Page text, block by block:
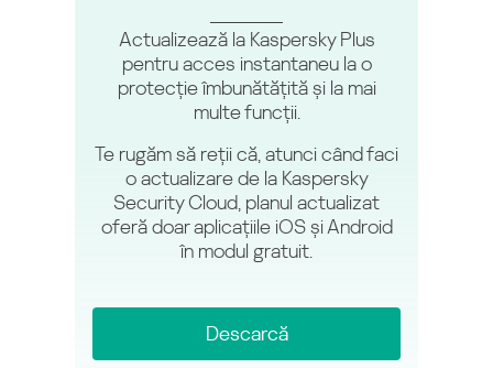
Actualizează la Kaspersky Plus
pentru acces instantaneu la o
protecție îmbunătățită și la mai
multe funcții.
Te rugăm să reții că, atunci când faci
o actualizare de la Kaspersky
Security Cloud, planul actualizat
oferă doar aplicațiile iOS și Android
în modul gratuit.
Descarcă